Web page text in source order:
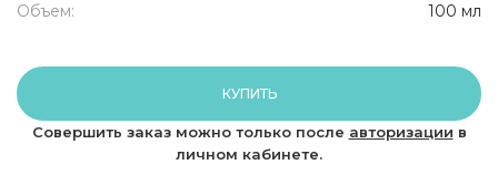
Объем: 100 мл
КУПИТЬ
Совершить заказ можно только после авторизации в
личном кабинете.